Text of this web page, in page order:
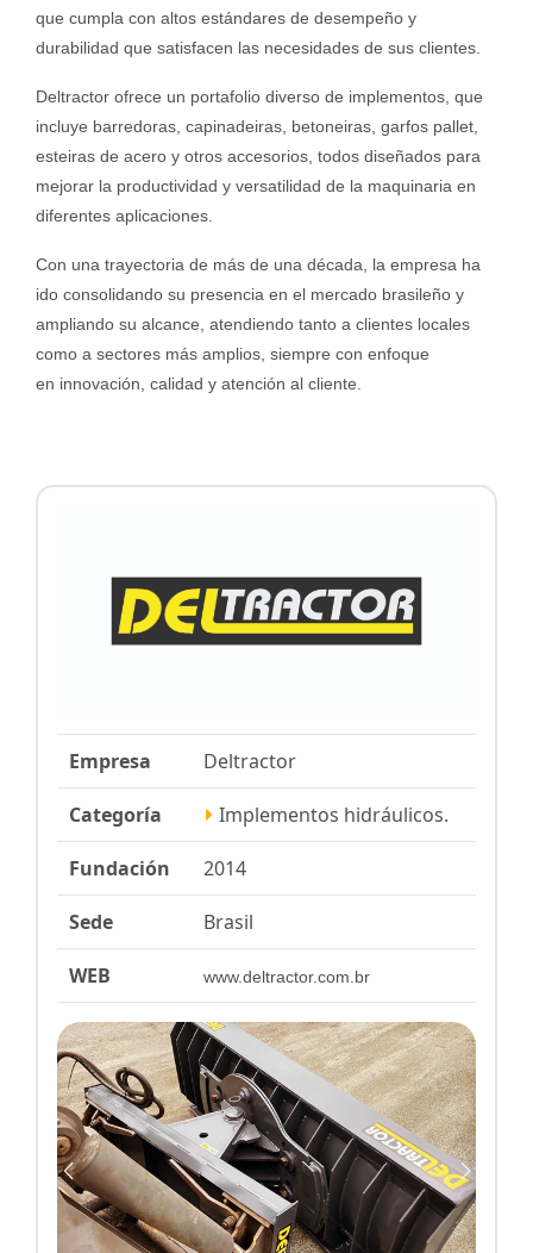
que cumpla con altos estándares de desempeño y
durabilidad que satisfacen las necesidades de sus clientes.
Deltractor ofrece un portafolio diverso de implementos, que
incluye barredoras, capinadeiras, betoneiras, garfos pallet,
esteiras de acero y otros accesorios, todos diseñados para
mejorar la productividad y versatilidad de la maquinaria en
diferentes aplicaciones.
Con una trayectoria de más de una década, la empresa ha
ido consolidando su presencia en el mercado brasileño y
ampliando su alcance, atendiendo tanto a clientes locales
como a sectores más amplios, siempre con enfoque
en innovación, calidad y atención al cliente.
Empresa Deltractor
Categoría Implementos hidráulicos.
Fundación 2014
Sede Brasil
WEB www.deltractor.com.br
Previous Next